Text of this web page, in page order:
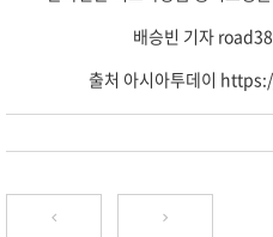
배승빈 기자
출처 아시아투데이